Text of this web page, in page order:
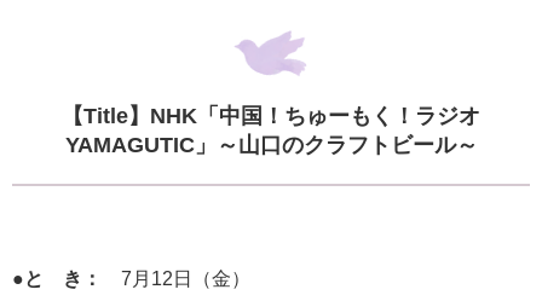
【Title】NHK「中国！ちゅーもく！ラジオ
YAMAGUTIC」～山口のクラフトビール～
●と き： 7月12日（金）